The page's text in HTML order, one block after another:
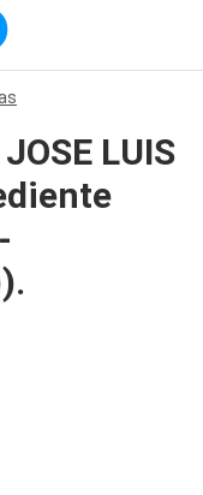
LUIS